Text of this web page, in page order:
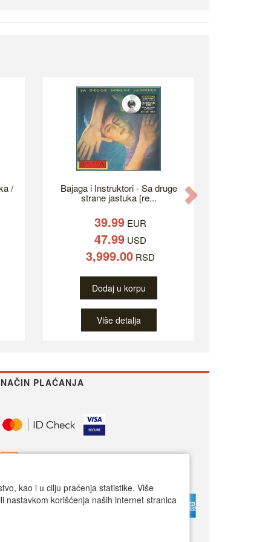
/ Bajaga i Instruktori - Sa druge
strane jastuka [re...
39.99EUR
47.99USD
3,999.00RSD
Dodaj u korpu
Više detalja
NAČIN PLAĆANJA
kao i u cilju praćenja statistike. Više
nastavkom korišćenja naših internet stranica